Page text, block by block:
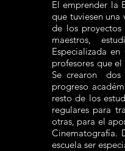
El emprender la
que tuviesen
de los
maestros,
Especializada
profesores que
Se crearon dos
progreso
resto de los
regulares para
otras, para el
Cinematografía.
escuela ser